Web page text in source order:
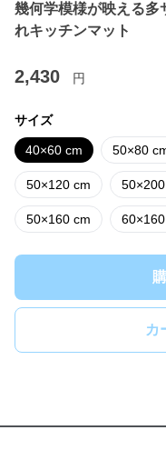
幾何学模様が映える多
れキッチンマット
2,430 円
サイズ
40×60 cm 50×80
50×120 cm
50×160 cm
カ